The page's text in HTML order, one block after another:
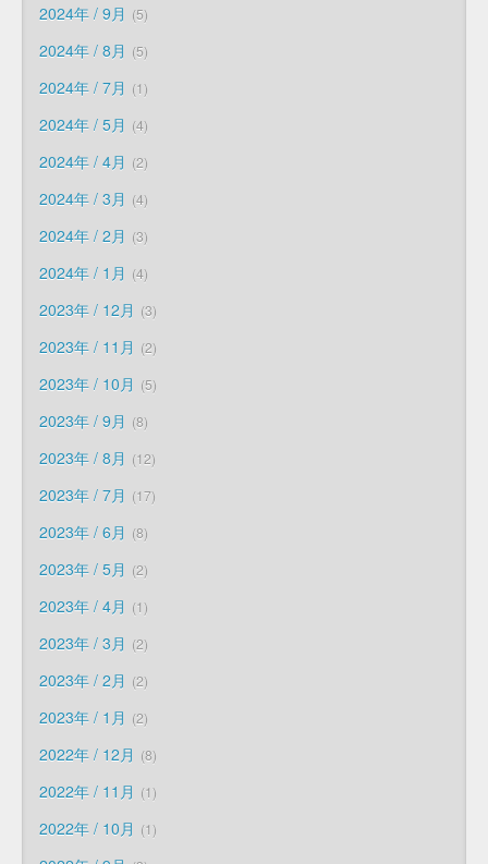
2024年 / 9月 5
2024年 / 8月 5
2024年 / 7月 1
2024年 / 5月 4
2024年 / 4月 2
2024年 / 3月 4
2024年 / 2月 3
2024年 / 1月 4
2023年 / 12月 3
2023年 / 11月 2
2023年 / 10月 5
2023年 / 9月 8
2023年 / 8月 12
2023年 / 7月 17
2023年 / 6月 8
2023年 / 5月 2
2023年 / 4月 1
2023年 / 3月 2
2023年 / 2月 2
2023年 / 1月 2
2022年 / 12月 8
2022年 / 11月 1
2022年 / 10月 1